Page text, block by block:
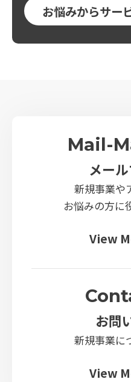
お悩みからサー
Mail-
メー
新規事業や
お悩みの方に
View
お問
新規事業に
View